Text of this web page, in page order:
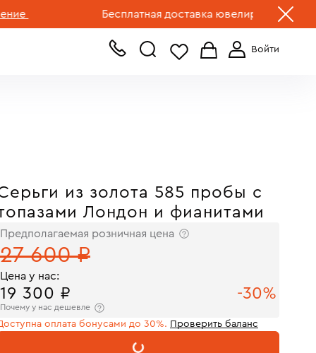
Бесплатная доставка ювелирных изделий по
+7 (499) 519-00-00
из золота 585 пробы с
Лондон и фианитами
Предполагаемая розничная цена
27 600 ₽
Цена у нас:
19 300 ₽ -30%
Почему у нас дешевле
оплата бонусами до 30%. Проверить баланс
В КОРЗИНУ